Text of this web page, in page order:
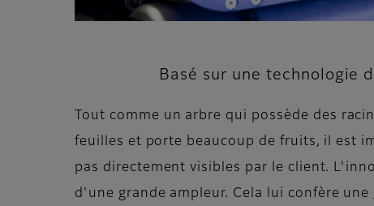
Basé sur une technologie
Tout comme un arbre qui possède des
feuilles et porte beaucoup de fruits, il est
pas directement visibles par le client.
d'une grande ampleur. Cela lui confère